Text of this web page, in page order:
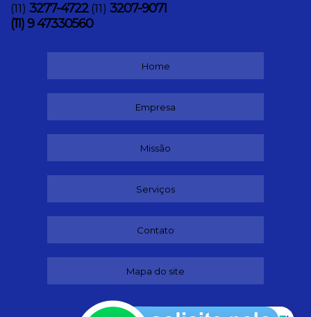
(11) 3277-4722 (11) 3207-9071
(11) 9 47330560
Home
Empresa
Missão
Serviços
Contato
Mapa do site